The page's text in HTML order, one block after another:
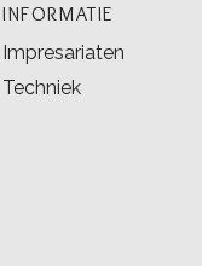
INFORMATIE
Impresariaten
Techniek